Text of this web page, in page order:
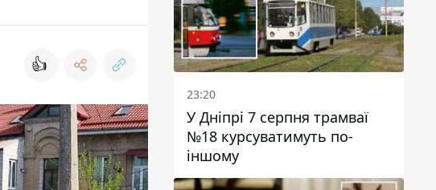
👍
23:20
У Дніпрі 7 серпня трамваї
№18 курсуватимуть по-
іншому